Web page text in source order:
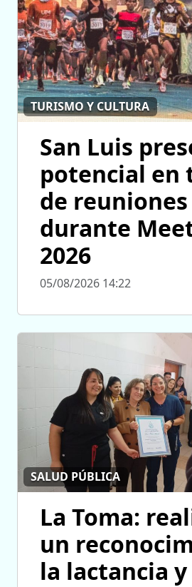
TURISMO Y CULTURA
San Luis
potencial en
de reuniones
durante
2026
05/08/2026 14:22
SALUD PÚBLICA
La Toma:
un
la lactancia y